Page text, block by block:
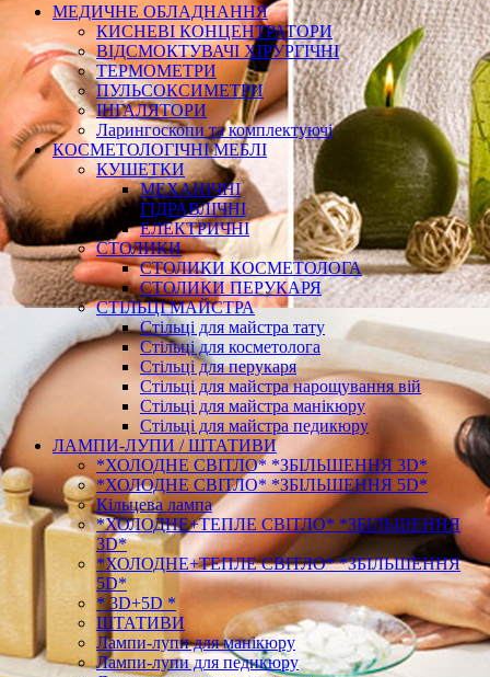
МЕДИЧНЕ ОБЛАДНАННЯ
КИСНЕВІ КОНЦЕНТРАТОРИ
ВІДСМОКТУВАЧІ ХІРУРГІЧНІ
ТЕРМОМЕТРИ
ПУЛЬСОКСИМЕТРИ
ІНГАЛЯТОРИ
Ларингоскопи та комплектуючі
КОСМЕТОЛОГІЧНІ МЕБЛІ
КУШЕТКИ
МЕХАНІЧНІ
ГІДРАВЛІЧНІ
ЕЛЕКТРИЧНІ
СТОЛИКИ
СТОЛИКИ КОСМЕТОЛОГА
СТОЛИКИ ПЕРУКАРЯ
СТІЛЬЦІ МАЙСТРА
Стільці для майстра тату
Стільці для косметолога
Стільці для перукаря
Стільці для майстра нарощування вій
Стільці для майстра манікюру
Стільці для майстра педикюру
ЛАМПИ-ЛУПИ / ШТАТИВИ
*ХОЛОДНЕ СВІТЛО* *ЗБІЛЬШЕННЯ 3D*
*ХОЛОДНЕ СВІТЛО* *ЗБІЛЬШЕННЯ 5D*
Кільцева лампа
*ХОЛОДНЕ+ТЕПЛЕ СВІТЛО* *ЗБІЛЬШЕННЯ
3D*
*ХОЛОДНЕ+ТЕПЛЕ СВІТЛО* *ЗБІЛЬШЕННЯ
5D*
* 3D+5D *
ШТАТИВИ
Лампи-лупи для манікюру
Лампи-лупи для педикюру